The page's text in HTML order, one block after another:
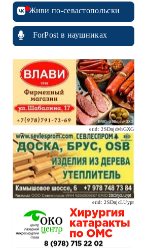
Живи по-севастопольски
ForPost в наушниках
erid: 2SDnjdvhGXG
erid: 2SDnjcLUypt